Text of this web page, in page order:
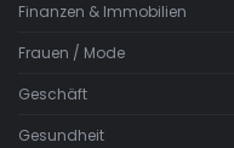
Finanzen & Immobilien
Frauen / Mode
Geschäft
Gesundheit